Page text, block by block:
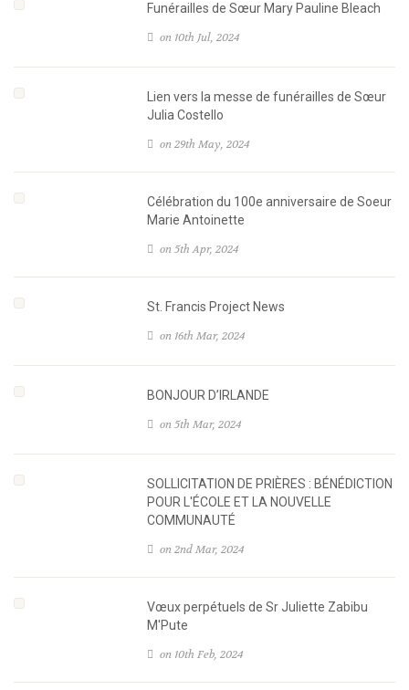
Funérailles de Sœur Mary Pauline Bleach
on 10th Jul, 2024
Lien vers la messe de funérailles de Sœur
Julia Costello
on 29th May, 2024
Célébration du 100e anniversaire de Soeur
Marie Antoinette
on 5th Apr, 2024
St. Francis Project News
on 16th Mar, 2024
BONJOUR D’IRLANDE
on 5th Mar, 2024
SOLLICITATION DE PRIÈRES : BÉNÉDICTION
POUR L'ÉCOLE ET LA NOUVELLE
COMMUNAUTÉ
on 2nd Mar, 2024
Vœux perpétuels de Sr Juliette Zabibu
M'Pute
on 10th Feb, 2024